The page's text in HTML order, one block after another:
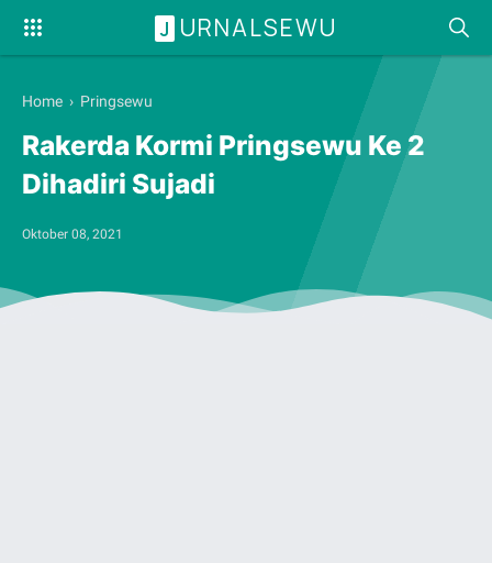
J URNALSEWU
Home › Pringsewu
Rakerda Kormi Pringsewu Ke 2
Dihadiri Sujadi
Oktober 08, 2021